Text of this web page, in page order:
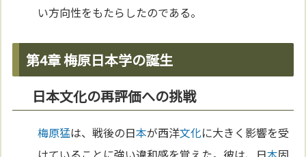
い方向性をもたらしたのである。
第4章 梅原日本学の誕生
日本文化の再評価への挑戦
梅原猛は、戦後の日本が西洋文化に大きく影響を受